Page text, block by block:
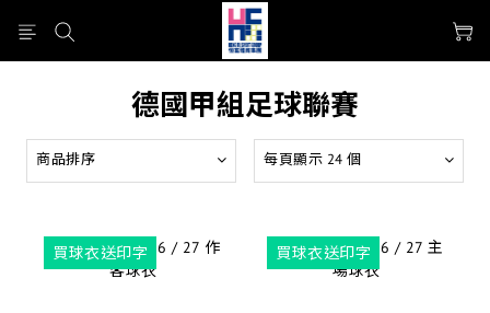
德國甲組足球聯賽
商品排序 每頁顯示 24 個
買球衣送印字 買球衣送印字